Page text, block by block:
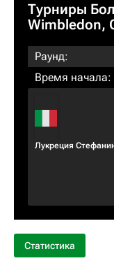
Турниры
Wimbledon,
Раунд:
Время начала:
Лукреция
Статистика